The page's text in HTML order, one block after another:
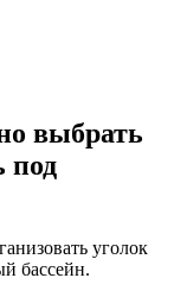
выбрать
под
уголок
бассейн.